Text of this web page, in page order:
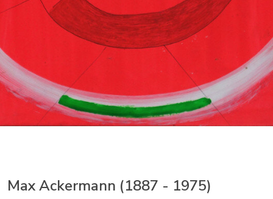
Max Ackermann (1887 - 1975)